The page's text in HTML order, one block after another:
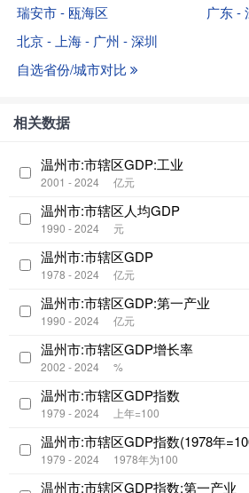
瑞安市 - 瓯海区
广东 -
北京 - 上海 - 广州 - 深圳
自选省份/城市对比
相关数据
温州市:市辖区GDP:工业
2001 - 2024 亿元
温州市:市辖区人均GDP
1990 - 2024 元
温州市:市辖区GDP
1978 - 2024 亿元
温州市:市辖区GDP:第一产业
1990 - 2024 亿元
温州市:市辖区GDP增长率
2002 - 2024 %
温州市:市辖区GDP指数
1979 - 2024 上年=100
温州市:市辖区GDP指数(1978年
1979 - 2024 1978年为100
温州市:市辖区GDP指数:第一产业